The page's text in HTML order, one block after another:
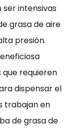
ser intensivas
grasa de aire
presión.
requieren
dispensar el
trabajan en
de grasa de